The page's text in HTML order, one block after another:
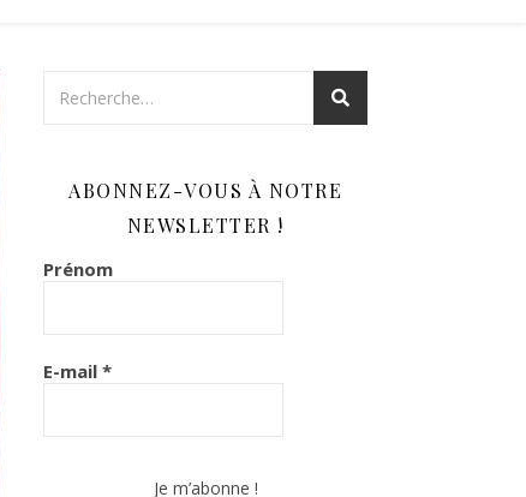
ABONNEZ-VOUS À NOTRE
NEWSLETTER !
Prénom
E-mail *